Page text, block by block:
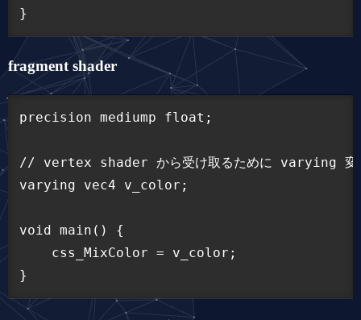
fragment shader
precision mediump float;
// vertex shader から受け取るために varying 変
varying vec4 v_color;
void main() {
    css_MixColor = v_color;